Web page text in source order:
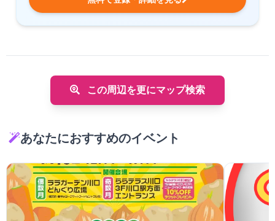
この周辺を更にマップ検索
あなたにおすすめのイベント